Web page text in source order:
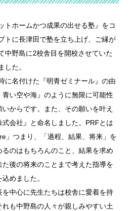
ットホームかつ成果の出せる塾』をコ
トに長津田で塾を立ち上げ、ご縁が
中野島に2校舎目を開校させていた
した。
に名付けた『明青ゼミナール』の由
い空や海』のように無限に可能性
からです。また、その願いを叶え
会社』と命名しました。PRFとは
」つまり、「過程、結果、将来」を
のはもちろんのこと、結果を求め
後の将来のことまで考えた指導を
めました。
中心に先生たちは校舎に愛着を持
も中野島の人々が親しみやすい土